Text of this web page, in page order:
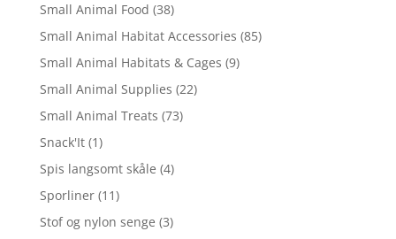
Small Animal Food (38)
Small Animal Habitat Accessories (85)
Small Animal Habitats & Cages (9)
Small Animal Supplies (22)
Small Animal Treats (73)
Snack'It (1)
Spis langsomt skåle (4)
Sporliner (11)
Stof og nylon senge (3)